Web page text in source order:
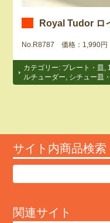
Royal Tudor ロ
No.R8787 価格：1,990円
カテゴリー: プレート・皿 ,
ルチューダー, シチュー皿
サイト内商品検索
関連サイト